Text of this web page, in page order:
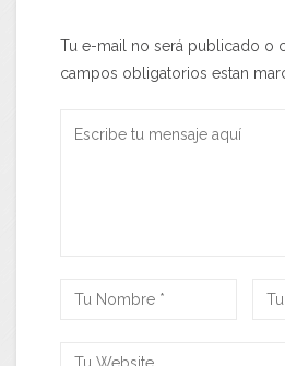
Tu e-mail no será publicado o
campos obligatorios estan